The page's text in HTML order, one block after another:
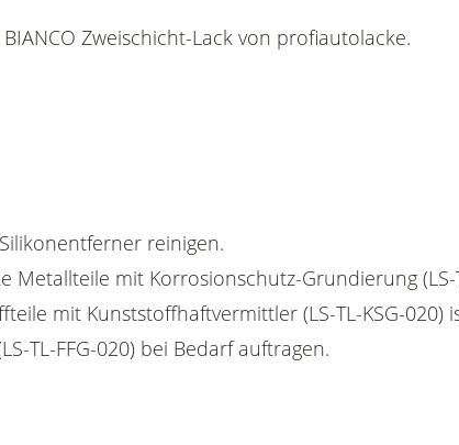
Zweischicht-Lack von profiautolacke.
reinigen.
Metallteile mit Korrosionschutz-Grundierung (LS-
mit Kunststoffhaftvermittler (LS-TL-KSG-020)
TL-FFG-020) bei Bedarf auftragen.